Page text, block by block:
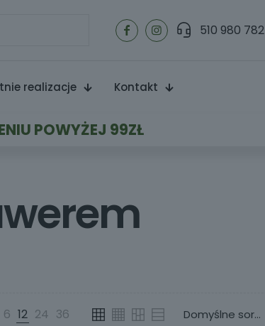
510 980 782
realizacje Kontakt
POWYŻEJ 99ZŁ
6 12 24 36